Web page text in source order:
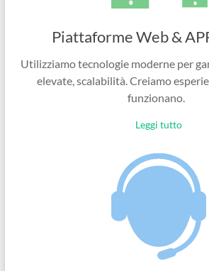
Piattaforme Web &
Utilizziamo tecnologie moderne per
elevate, scalabilità. Creiamo
funzionano.
Leggi tutto